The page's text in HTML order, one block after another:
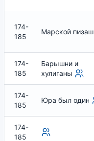
174-
185
Марской пизаш
174-
185
Барышни и
хулиганы
174-
185
Юра был один
174-
185